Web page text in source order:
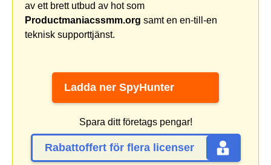
av ett brett utbud av hot som
Productmaniacssmm.org samt en en-till-en
teknisk supporttjänst.
Ladda ner SpyHunter
Spara ditt företags pengar!
Rabattoffert för flera licenser